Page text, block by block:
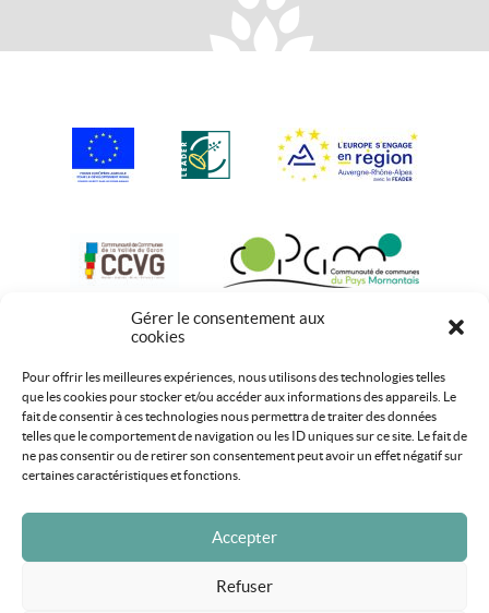
Gérer le consentement aux
cookies
Pour offrir les meilleures expériences, nous utilisons des technologies telles
que les cookies pour stocker et/ou accéder aux informations des appareils. Le
fait de consentir à ces technologies nous permettra de traiter des données
telles que le comportement de navigation ou les ID uniques sur ce site. Le fait de
ne pas consentir ou de retirer son consentement peut avoir un effet négatif sur
certaines caractéristiques et fonctions.
Accepter
Refuser